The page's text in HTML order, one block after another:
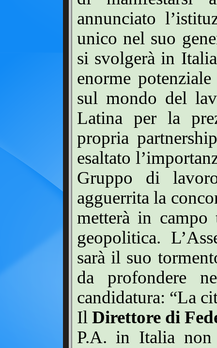
annunciato
unico nel suo
si svolgerà in
enorme
sul mondo del
Latina per la
propria
esaltato
Gruppo di
agguerrita la
metterà in
geopolitica.
sarà il suo
da profondere
candidatura: “La
Il Direttore di
P.A. in Italia non